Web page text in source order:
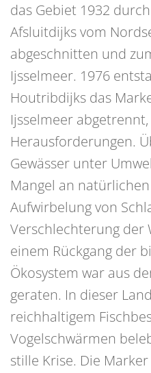
das Gebiet 1932
Afsluitdijks vom
abgeschnitten und
Ijsselmeer. 1976
Houtribdijks das
Ijsselmeer
Herausforderungen.
Gewässer unter
Mangel an
Aufwirbelung von
Verschlechterung der
einem Rückgang der
Ökosystem war aus
geraten. In dieser
reichhaltigem
Vogelschwärmen
stille Krise. Die